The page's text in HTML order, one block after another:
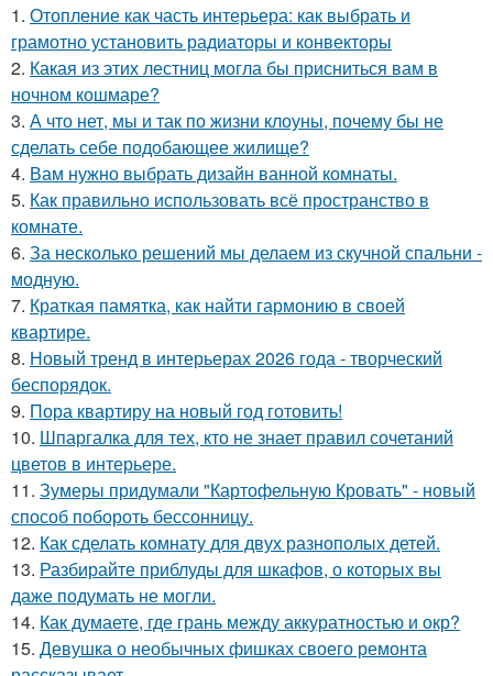
1. Отопление как часть интерьера: как выбрать и
грамотно установить радиаторы и конвекторы
2. Какая из этих лестниц могла бы присниться вам в
ночном кошмаре?
3. А что нет, мы и так по жизни клоуны, почему бы не
сделать себе подобающее жилище?
4. Вам нужно выбрать дизайн ванной комнаты.
5. Как правильно использовать всё пространство в
комнате.
6. За несколько решений мы делаем из скучной спальни -
модную.
7. Краткая памятка, как найти гармонию в своей
квартире.
8. Новый тренд в интерьерах 2026 года - творческий
беспорядок.
9. Пора квартиру на новый год готовить!
10. Шпаргалка для тех, кто не знает правил сочетаний
цветов в интерьере.
11. Зумеры придумали "Картофельную Кровать" - новый
способ побороть бессонницу.
12. Как сделать комнату для двух разнополых детей.
13. Разбирайте приблуды для шкафов, о которых вы
даже подумать не могли.
14. Как думаете, где грань между аккуратностью и окр?
15. Девушка о необычных фишках своего ремонта